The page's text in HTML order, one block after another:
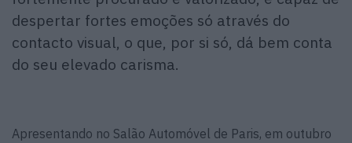
despertar fortes emoções só através do
contacto visual, o que, por si só, dá bem conta
do seu elevado carisma.
Apresentando no Salão Automóvel de Paris, em outubro